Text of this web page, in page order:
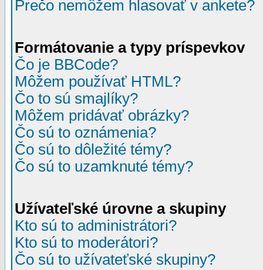
Prečo nemôžem hlasovať v ankete?
Formátovanie a typy príspevkov
Čo je BBCode?
Môžem používať HTML?
Čo to sú smajlíky?
Môžem pridávať obrázky?
Čo sú to oznámenia?
Čo sú to dôležité témy?
Čo sú to uzamknuté témy?
Užívateľské úrovne a skupiny
Kto sú to administrátori?
Kto sú to moderátori?
Čo sú to užívateťské skupiny?